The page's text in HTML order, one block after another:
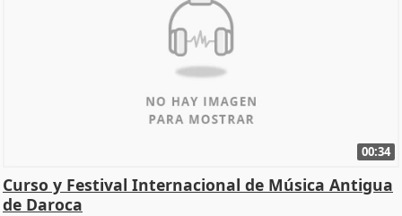
00:34
Curso y Festival Internacional de Música Antigua
de Daroca